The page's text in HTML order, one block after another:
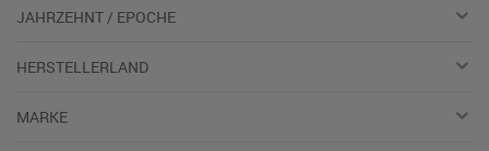
JAHRZEHNT / EPOCHE
HERSTELLERLAND
MARKE